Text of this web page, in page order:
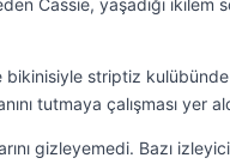
Cassie, yaşadığı ikilem
bikinisiyle striptiz
tutmaya çalışması yer
gizleyemedi. Bazı